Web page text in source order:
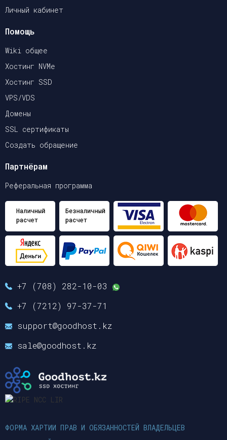
Личный кабинет
Помощь
Wiki общее
Хостинг NVMe
Хостинг SSD
VPS/VDS
Домены
SSL сертификаты
Создать обращение
Партнёрам
Реферальная программа
+7 (708) 282-10-03
+7 (7212) 97-37-71
support@goodhost.kz
sale@goodhost.kz
ФОРМА ХАРТИИ ПРАВ И ОБЯЗАННОСТЕЙ ВЛАДЕЛЬЦЕВ